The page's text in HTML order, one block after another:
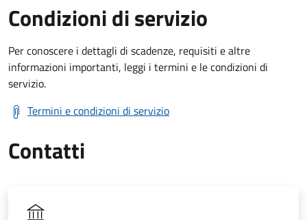
Condizioni di servizio
Per conoscere i dettagli di scadenze, requisiti e altre
informazioni importanti, leggi i termini e le condizioni di
servizio.
Termini e condizioni di servizio
Contatti